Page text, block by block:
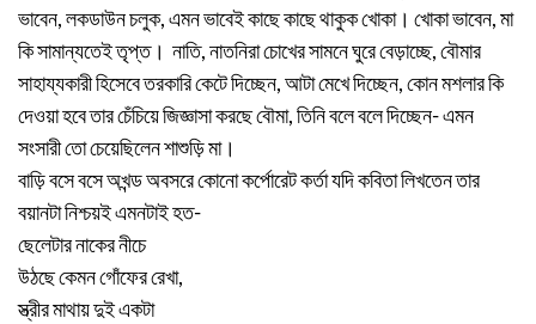
ভাবেন, লকডাউন চলুক, এমন ভাবেই কাছে কাছে থাকুক খোকা। খোকা ভাবেন, মা
কি সামান্যতেই তৃপ্ত। নাতি, নাতনিরা চোখের সামনে ঘুরে বেড়াচ্ছে, বৌমার
সাহায্যকারী হিসেবে তরকারি কেটে দিচ্ছেন, আটা মেখে দিচ্ছেন, কোন মশলার কি
দেওয়া হবে তার চেঁচিয়ে জিজ্ঞাসা করছে বৌমা, তিনি বলে বলে দিচ্ছেন- এমন
সংসারী তো চেয়েছিলেন শাশুড়ি মা।
বাড়ি বসে বসে অখন্ড অবসরে কোনো কর্পোরেট কর্তা যদি কবিতা লিখতেন তার
বয়ানটা নিশ্চয়ই এমনটাই হত-
ছেলেটার নাকের নীচে
উঠছে কেমন গোঁফের রেখা,
স্ত্রীর মাথায় দুই একটা